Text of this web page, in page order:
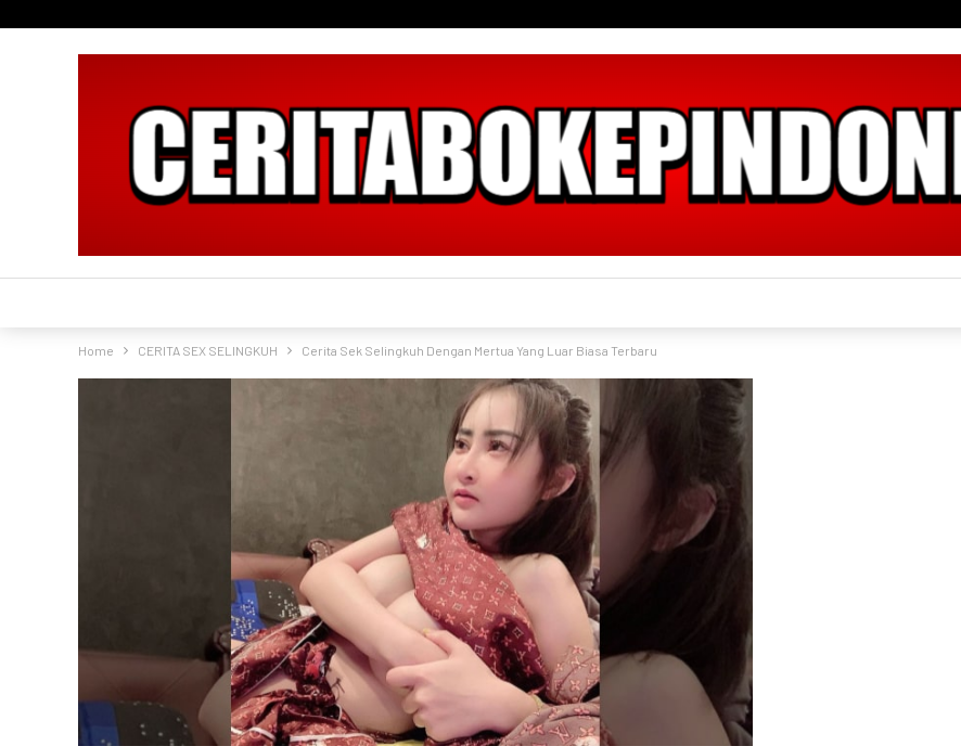
Home CERITA SEX SELINGKUH Cerita Sek Selingkuh Dengan Mertua Yang Luar Biasa Terbaru